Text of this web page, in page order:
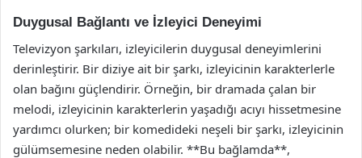
Duygusal Bağlantı ve İzleyici Deneyimi
Televizyon şarkıları, izleyicilerin duygusal deneyimlerini
derinleştirir. Bir diziye ait bir şarkı, izleyicinin karakterlerle
olan bağını güçlendirir. Örneğin, bir dramada çalan bir
melodi, izleyicinin karakterlerin yaşadığı acıyı hissetmesine
yardımcı olurken; bir komedideki neşeli bir şarkı, izleyicinin
gülümsemesine neden olabilir. **Bu bağlamda**,